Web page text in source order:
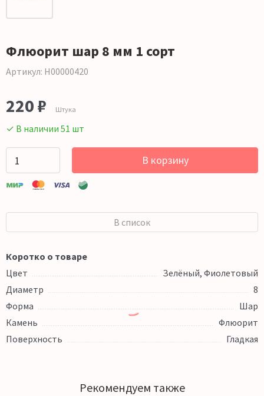
Флюорит шар 8 мм 1 сорт
Артикул: Н00000420
220 ₽ Штука
✓ В наличии 51 шт
В корзину
В список
Коротко о товаре
Цвет
Зелёный, Фиолетовый
Диаметр
8
Форма
Шар
Камень
Флюорит
Поверхность
Гладкая
Рекомендуем также